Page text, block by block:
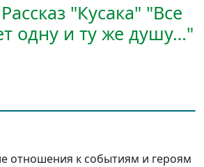
"Кусака" "Все
одну и ту же душу…"
отношения к событиям и героям